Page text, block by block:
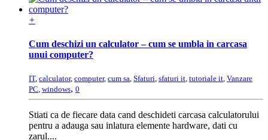
+
Cum deschizi un calculator – cum se umbla in carcasa
unui computer?
IT, calculator, computer, cum sa Sfaturi sfaturi it tutoriale it Vanzare
PC windows, 0
Stiati ca de fiecare data cand deschideti carcasa calculatorului
pentru a adauga sau inlatura elemente hardware, dati cu
zarul....